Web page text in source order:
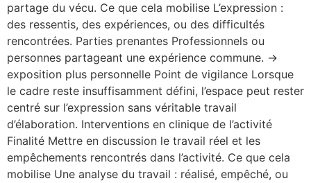
partage du vécu. Ce que cela mobilise L’expression :
des ressentis, des expériences, ou des difficultés
rencontrées. Parties prenantes Professionnels ou
personnes partageant une expérience commune. →
exposition plus personnelle Point de vigilance Lorsque
le cadre reste insuffisamment défini, l’espace peut rester
centré sur l’expression sans véritable travail
d’élaboration. Interventions en clinique de l’activité
Finalité Mettre en discussion le travail réel et les
empêchements rencontrés dans l’activité. Ce que cela
mobilise Une analyse du travail : réalisé, empêché, ou